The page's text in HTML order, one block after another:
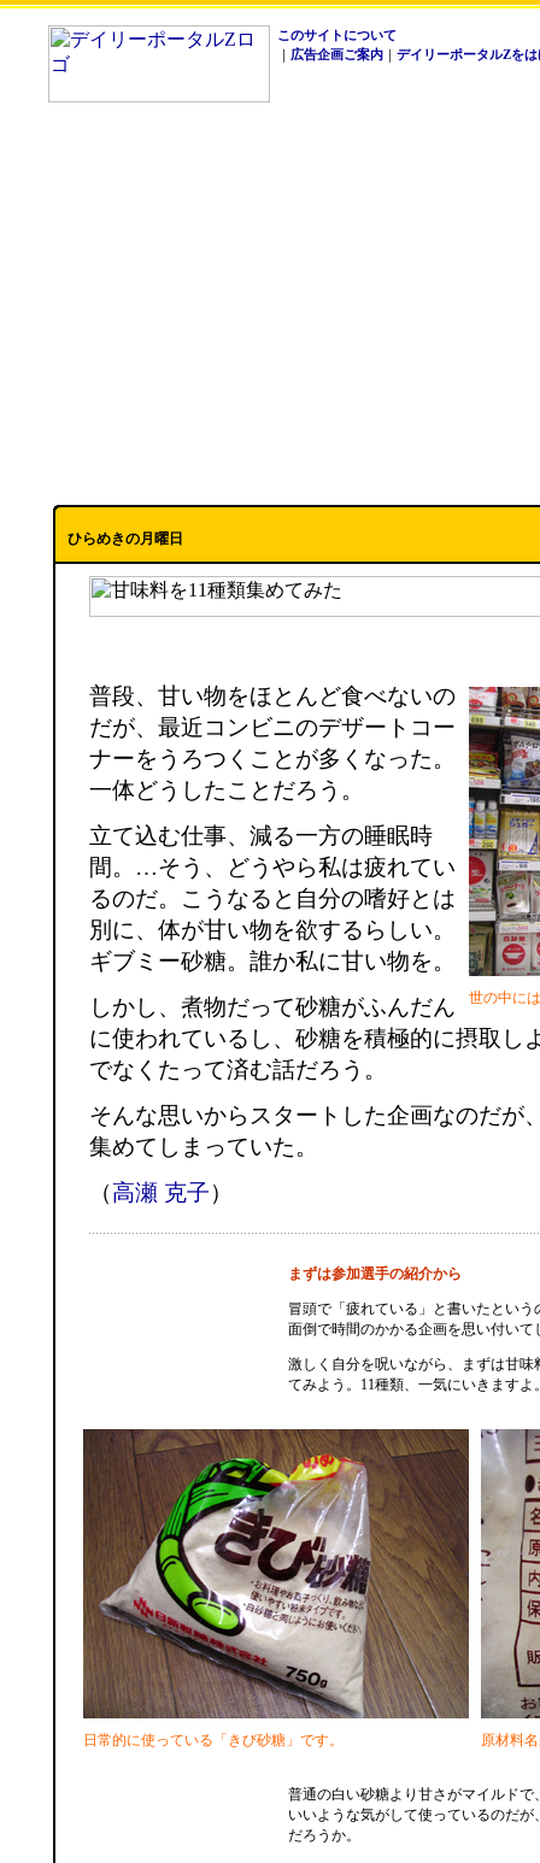
このサイトについて
｜ 広告企画ご案内 ｜ デイリーポータルZを
ひらめきの月曜日
世の中に
普段、甘い物をほとんど食べないの
だが、最近コンビニのデザートコー
ナーをうろつくことが多くなった。
一体どうしたことだろう。
立て込む仕事、減る一方の睡眠時
間。…そう、どうやら私は疲れてい
るのだ。こうなると自分の嗜好とは
別に、体が甘い物を欲するらしい。
ギブミー砂糖。誰か私に甘い物を。
しかし、煮物だって砂糖がふんだん
に使われているし、砂糖を積極的に摂取し
でなくたって済む話だろう。
そんな思いからスタートした企画なのだが
集めてしまっていた。
（高瀬 克子）
まずは参加選手の紹介から
冒頭で「疲れている」と書いたという
面倒で時間のかかる企画を思い付いて
激しく自分を呪いながら、まずは甘味
てみよう。11種類、一気にいきますよ
日常的に使っている「きび砂糖」です。 原材料
普通の白い砂糖より甘さがマイルドで
いいような気がして使っているのだが
だろうか。